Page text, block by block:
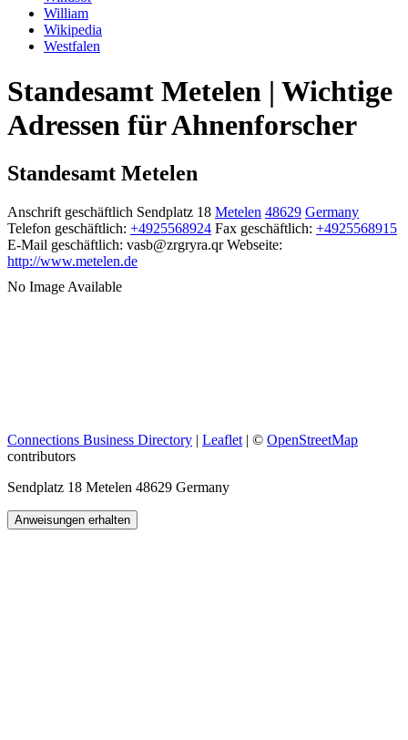
William
Wikipedia
Westfalen
Standesamt Metelen | Wichtige
Adressen für Ahnenforscher
Standesamt Metelen
Anschrift geschäftlich Sendplatz 18 Metelen 48629 Germany
Telefon geschäftlich: +4925568924 Fax geschäftlich: +4925568915
E-Mail geschäftlich: vasb@zrgryra.qr Webseite:
http://www.metelen.de
No Image Available
Connections Business Directory | Leaflet | © OpenStreetMap
contributors
Sendplatz 18 Metelen 48629 Germany
Anweisungen erhalten